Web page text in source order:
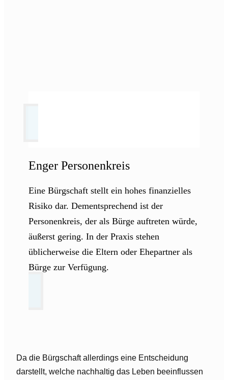
Enger Personenkreis
Eine Bürgschaft stellt ein hohes finanzielles
Risiko dar. Dementsprechend ist der
Personenkreis, der als Bürge auftreten würde,
äußerst gering. In der Praxis stehen
üblicherweise die Eltern oder Ehepartner als
Bürge zur Verfügung.
Da die Bürgschaft allerdings eine Entscheidung
darstellt, welche nachhaltig das Leben beeinflussen